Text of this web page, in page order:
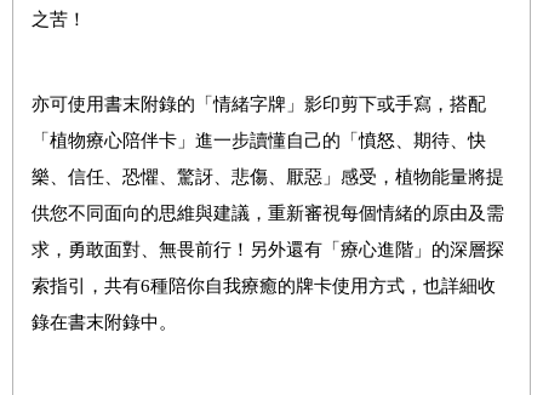
之苦！
亦可使用書末附錄的「情緒字牌」影印剪下或手寫，搭配
「植物療心陪伴卡」進一步讀懂自己的「憤怒、期待、快
樂、信任、恐懼、驚訝、悲傷、厭惡」感受，植物能量將提
供您不同面向的思維與建議，重新審視每個情緒的原由及需
求，勇敢面對、無畏前行！另外還有「療心進階」的深層探
索指引，共有6種陪你自我療癒的牌卡使用方式，也詳細收
錄在書末附錄中。